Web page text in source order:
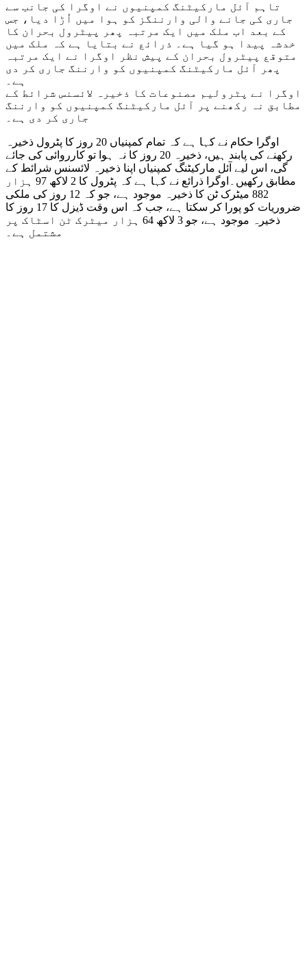
تاہم آئل مارکیٹنگ کمپنیوں نے اوگرا کی جانب سے
جاری کی جانے والی وارننگز کو ہوا میں اُڑا دیا، جس
کے بعد اب ملک میں ایک مرتبہ پھر پیٹرول بحران کا
خدشہ پیدا ہو گیا ہے۔ ذرائع نے بتایا ہے کہ ملک میں
متوقع پیٹرول بحران کے پیش نظر اوگرا نے ایک مرتبہ
پھر آئل مارکیٹنگ کمپنیوں کو وارننگ جاری کر دی
ہے۔
اوگرا نے پٹرولیم مصنوعات کا ذخیرہ لائسنس شرائط کے
مطابق نہ رکھنے پر آئل مارکیٹنگ کمپنیوں کو وارننگ
جاری کر دی ہے۔
اوگرا حکام نے کہا ہے کہ تمام کمپنیاں 20 روز کا پٹرول ذخیرہ
رکھنے کی پابند ہیں، ذخیرہ 20 روز کا نہ ہوا تو کارروائی کی جائے
گی، اس لیے آئل مارکیٹنگ کمپنیاں اپنا ذخیرہ لائسنس شرائط کے
مطابق رکھیں۔اوگرا ذرائع نے کہا ہے کہ پٹرول کا 2 لاکھ 97 ہزار
882 میٹرک ٹن کا ذخیرہ موجود ہے، جو کہ 12 روز کی ملکی
ضروریات کو پورا کر سکتا ہے، جب کہ اس وقت ڈیزل کا 17 روز کا
ذخیرہ موجود ہے، جو 3 لاکھ 64 ہزار میٹرک ٹن اسٹاک پر
مشتمل ہے۔